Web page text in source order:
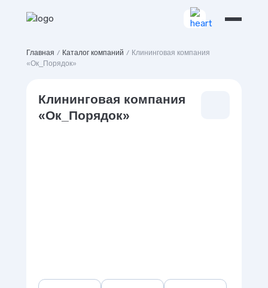
Главная / Каталог компаний / Клининговая компания
«Ок_Порядок»
Клининговая компания
«Ок_Порядок»